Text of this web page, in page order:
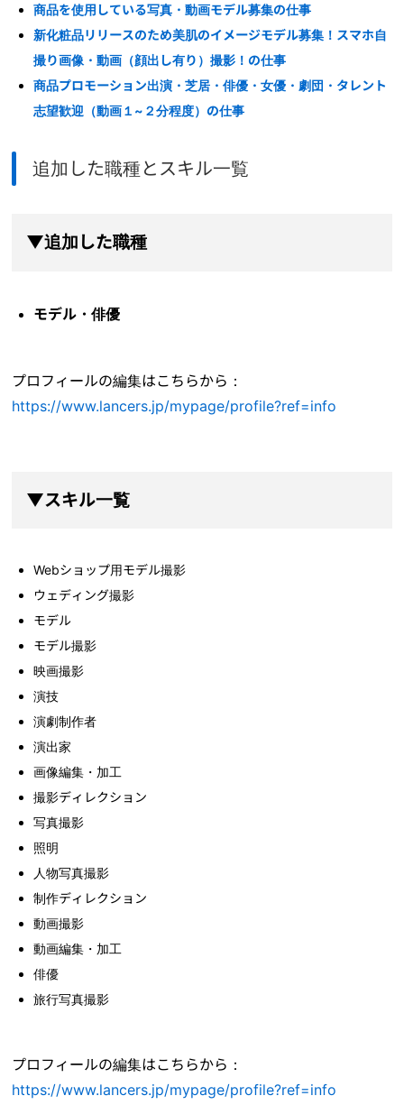
商品を使用している写真・動画モデル募集の仕事
新化粧品リリースのため美肌のイメージモデル募集！スマホ自
撮り画像・動画（顔出し有り）撮影！の仕事
商品プロモーション出演・芝居・俳優・女優・劇団・タレント
志望歓迎（動画１~２分程度）の仕事
追加した職種とスキル一覧
▼追加した職種
モデル・俳優
プロフィールの編集はこちらから：
https://www.lancers.jp/mypage/profile?ref=info
▼スキル一覧
Webショップ用モデル撮影
ウェディング撮影
モデル
モデル撮影
映画撮影
演技
演劇制作者
演出家
画像編集・加工
撮影ディレクション
写真撮影
照明
人物写真撮影
制作ディレクション
動画撮影
動画編集・加工
俳優
旅行写真撮影
プロフィールの編集はこちらから：
https://www.lancers.jp/mypage/profile?ref=info